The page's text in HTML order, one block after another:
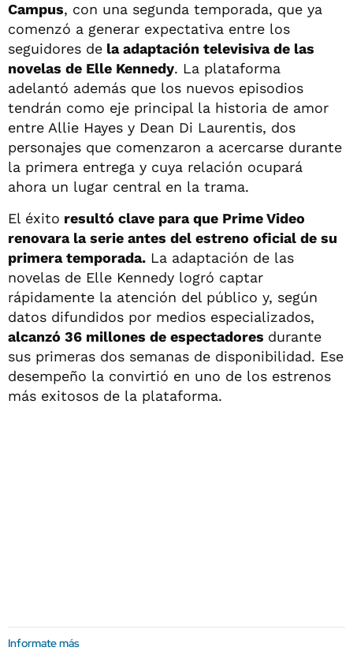
Campus, con una segunda temporada, que ya
comenzó a generar expectativa entre los
seguidores de la adaptación televisiva de las
novelas de Elle Kennedy. La plataforma
adelantó además que los nuevos episodios
tendrán como eje principal la historia de amor
entre Allie Hayes y Dean Di Laurentis, dos
personajes que comenzaron a acercarse durante
la primera entrega y cuya relación ocupará
ahora un lugar central en la trama.
El éxito resultó clave para que Prime Video
renovara la serie antes del estreno oficial de su
primera temporada. La adaptación de las
novelas de Elle Kennedy logró captar
rápidamente la atención del público y, según
datos difundidos por medios especializados,
alcanzó 36 millones de espectadores durante
sus primeras dos semanas de disponibilidad. Ese
desempeño la convirtió en uno de los estrenos
más exitosos de la plataforma.
Informate más